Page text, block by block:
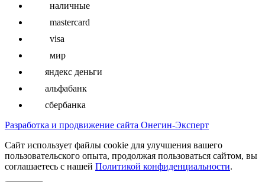
наличные
mastercard
visa
мир
яндекс деньги
альфабанк
сбербанка
Разработка и продвижение сайта Онегин-Эксперт
Cайт использует файлы cookie для улучшения вашего
пользовательского опыта, продолжая пользоваться сайтом, вы
соглашаетесь с нашей Политикой конфиденциальности.